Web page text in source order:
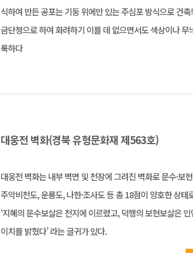
식하여 만든 공포는 기둥 위에만 있는 주심포 방식으로 건
금단청으로 하여 화려하기 이를 데 없으면서도 색상이나 무
룩하다
대웅전 벽화(경북 유형문화재 제563호)
대웅전 벽화는 내부 벽면 및 천장에 그려진 벽화로 문수·보
주악비천도, 운룡도, 나한·조사도 등 총 18점이 양호한 상태
‘지혜의 문수보살은 천지에 이르렀고, 덕행의 보현보살은
이치를 밝혔다’ 라는 글귀가 있다.